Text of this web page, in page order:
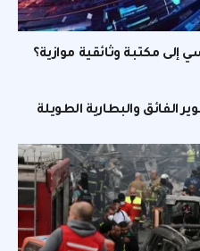
إلى مكتبة وثائقية موازية؟